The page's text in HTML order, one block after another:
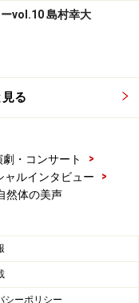
ていました」
して、クリスマス
たグレースは、そこ
にも関わらず、すぐ
ースのポイントだ
ですよね。パッと目
、例えばペットショ
子！」とひらめいた
vol.10 島村幸大
る
劇・コンサート
>
ャルインタビュー
>
然体の美声
シーポリシー